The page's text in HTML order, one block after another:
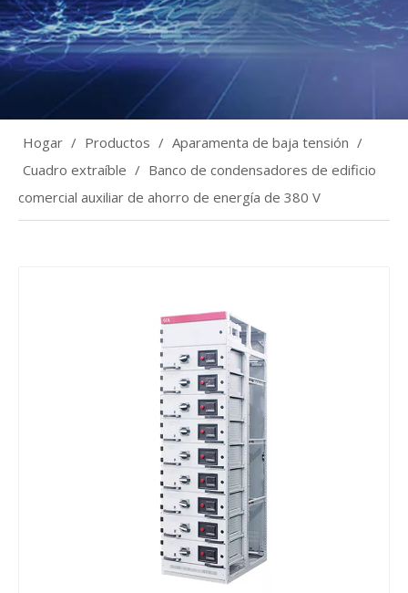
Hogar / Productos / Aparamenta de baja tensión /
Cuadro extraíble / Banco de condensadores de edificio
comercial auxiliar de ahorro de energía de 380 V